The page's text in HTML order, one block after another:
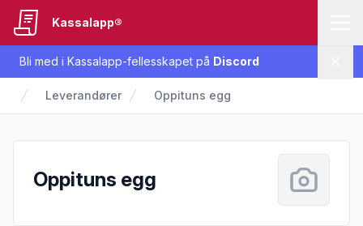
Bli med i Kassalapp-fellesskapet på Discord
Kassalapp®
Leverandører Oppituns egg
Oppituns egg